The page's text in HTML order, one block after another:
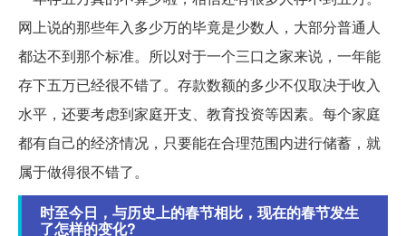
网上说的那些年入多少万的毕竟是少数人，大部分普通人
都达不到那个标准。所以对于一个三口之家来说，一年能
存下五万已经很不错了。存款数额的多少不仅取决于收入
水平，还要考虑到家庭开支、教育投资等因素。每个家庭
都有自己的经济情况，只要能在合理范围内进行储蓄，就
属于做得很不错了。
时至今日，与历史上的春节相比，现在的春节发生
了怎样的变化?